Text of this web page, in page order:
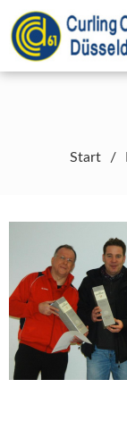
Zum
Inhalt
springen
Start